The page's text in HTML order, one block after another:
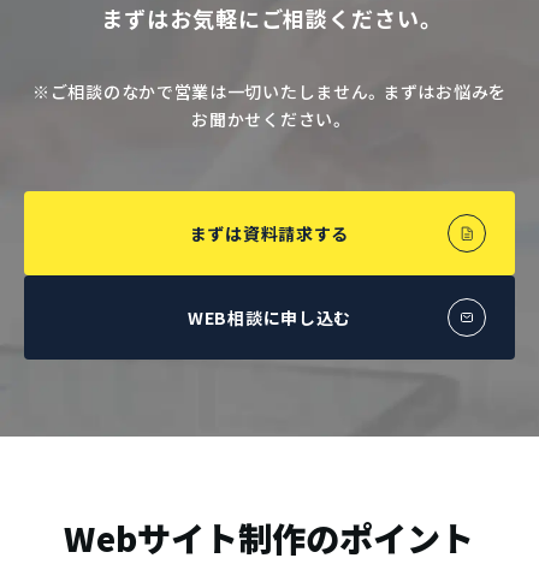
まずはお気軽にご相談ください。
※ご相談のなかで営業は一切いたしません。まずはお悩みを
お聞かせください。
まずは資料請求する
WEB相談に申し込む
Webサイト制作のポイント